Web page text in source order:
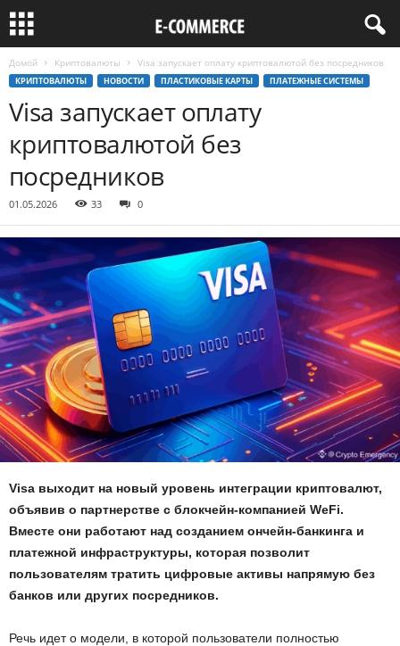
Домой Криптовалюты Visa запускает оплату криптовалютой без посредников
КРИПТОВАЛЮТЫ НОВОСТИ ПЛАСТИКОВЫЕ КАРТЫ ПЛАТЕЖНЫЕ СИСТЕМЫ
Visa запускает оплату
криптовалютой без
посредников
01.05.2026 33 0
Visa выходит на новый уровень интеграции криптовалют,
объявив о партнерстве с блокчейн-компанией WeFi.
Вместе они работают над созданием ончейн-банкинга и
платежной инфраструктуры, которая позволит
пользователям тратить цифровые активы напрямую без
банков или других посредников.
Речь идет о модели, в которой пользователи полностью